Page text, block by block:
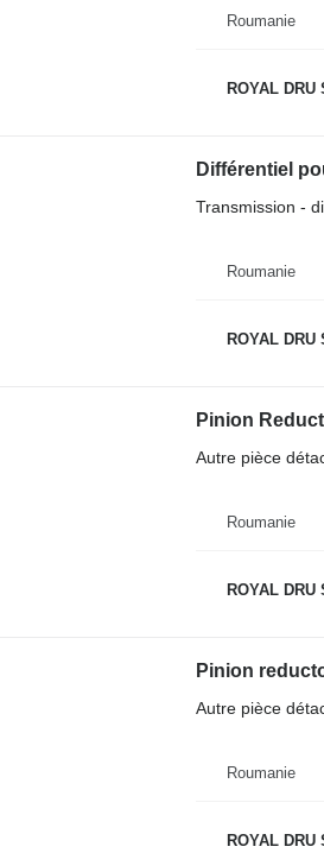
Roumanie
ROYAL DRU
Différentiel
Transmission -
Roumanie
ROYAL DRU
Pinion
Autre pièce
Roumanie
ROYAL DRU
Pinion
Autre pièce
Roumanie
ROYAL DRU